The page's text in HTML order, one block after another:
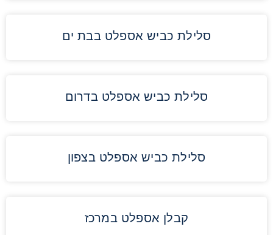
סלילת כביש אספלט בבת ים
סלילת כביש אספלט בדרום
סלילת כביש אספלט בצפון
קבלן אספלט במרכז